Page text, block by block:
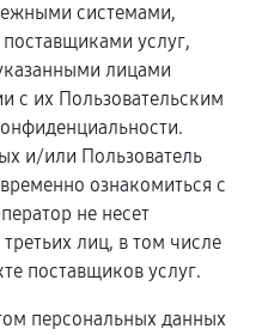
системами,
услуг,
лицами
с их Пользовательским
и/или Пользователь
ознакомиться с
не несет
третьих лиц, в том числе
поставщиков услуг.
персональных данных